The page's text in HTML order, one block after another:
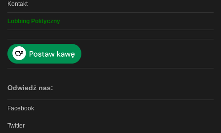
Kontakt
Lobbing Polityczny
Odwiedź nas:
Facebook
Twitter